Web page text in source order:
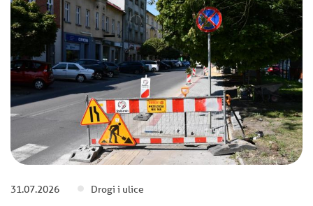
31.07.2026 Drogi i ulice